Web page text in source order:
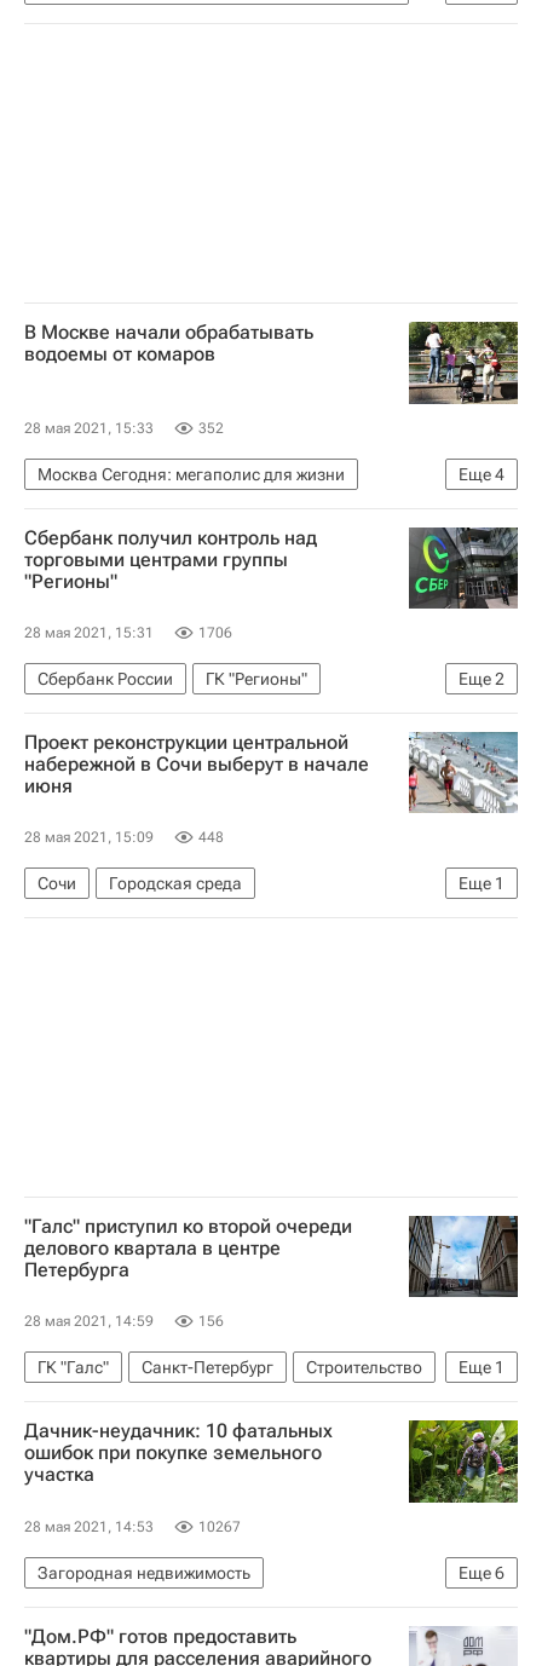
Министерство промышленности и торговли РФ (Минпромторг России)
В Москве начали обрабатывать
водоемы от комаров
28 мая 2021, 15:33 352
Еще4
Москва Сегодня: мегаполис для жизни
Москва
Мосводосток
Городское хозяйство Москвы
Комплекс городского хозяйства Москвы
Сбербанк получил контроль над
торговыми центрами группы
"Регионы"
28 мая 2021, 15:31 1706
Еще2
Сбербанк России
ГК "Регионы"
Коммерческая недвижимость
Торговая недвижимость
Проект реконструкции центральной
набережной в Сочи выберут в начале
июня
28 мая 2021, 15:09 448
Еще 1
Сочи
Городская среда
Градостроительство
"Галс" приступил ко второй очереди
делового квартала в центре
Петербурга
28 мая 2021, 14:59 156
Еще 1
ГК "Галс" Санкт-Петербург
Строительство
Коммерческая недвижимость
Дачник-неудачник: 10 фатальных
ошибок при покупке земельного
участка
28 мая 2021, 14:53 10267
Еще6
Загородная недвижимость
Земельные участки
Дача
ЕГРН
Федеральная служба государственной регистрации, кадастра и картографии (Росреестр)
"Дом.РФ" готов предоставить
квартиры для расселения аварийного